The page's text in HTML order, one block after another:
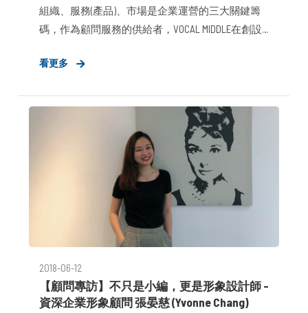
組織、服務(產品)、市場是企業運營的三大關鍵籌
碼，作為顧問服務的供給者，VOCAL MIDDLE在創設
知開發服務、深耕市場可帶來的
看更多
2018-06-12
【顧問專訪】不只是小編，更是形象設計師 –
資深企業形象顧問 張晏慈 (Yvonne Chang)